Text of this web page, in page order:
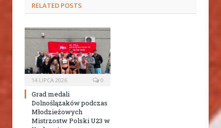
RELATED POSTS
14 LIPCA 2026 0
Grad medali
Dolnoślązaków podczas
Młodzieżowych
Mistrzostw Polski U23 w